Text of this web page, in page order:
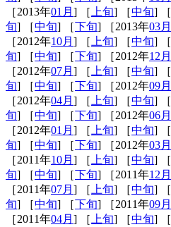
［2013年01月 ] ［ 上旬] ［中旬] ［
旬] ［中旬] ［下旬] ［2013年03月
［2012年10月 ] ［ 上旬] ［中旬] ［
旬] ［中旬] ［下旬] ［2012年12月
［2012年07月 ] ［ 上旬] ［中旬] ［
旬] ［中旬] ［下旬] ［2012年09月
［2012年04月 ] ［ 上旬] ［中旬] ［
旬] ［中旬] ［下旬] ［2012年06月
［2012年01月 ] ［ 上旬] ［中旬] ［
旬] ［中旬] ［下旬] ［2012年03月
［2011年10月 ] ［ 上旬] ［中旬] ［
旬] ［中旬] ［下旬] ［2011年12月
［2011年07月 ] ［ 上旬] ［中旬] ［
旬] ［中旬] ［下旬] ［2011年09月
［2011年04月 ] ［ 上旬] ［中旬] ［